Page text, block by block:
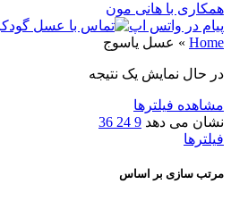
همکاری با هانی مون
پیام در واتس اپ
Home
» عسل یاسوج
در حال نمایش یک نتیجه
مشاهده فیلترها
نشان می دهد 9
24
36
فیلترها
مرتب سازی بر اساس